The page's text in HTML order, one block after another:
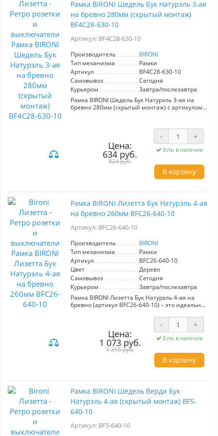
красивы, но и функциональны с рамкой
BIRONI.
Рамка BIRONI Шедель Бук Натурэль 3-ая
на бревно 280мм (скрытый монтаж)
BF4C28-630-10
Артикул: BF4C28-630-10
Производитель
BIRONI
Тип механизма
Рамки
Артикул
BF4C28-630-10
Самовывоз
Сегодня
Курьером
Завтра/послезавтра
Рамка BIRONI Шедель Бук Натурэль 3-ая на
бревно 280мм (скрытый монтаж) с артикулом
интерьера. Изготовленная из натурального
бука, керамики и высококачественного
пластика, эта рамка сочетает в себе
элегантный дизайн и функциональность.
Отлично подходит для монтажа
электроустановочных изделий, она
обеспечивает удобство и надежность в
использовании. Широкая цветовая гамма
стилевые решения. Удобный скрытый монтаж
делает установку быстрой и простой, а
натуральные материалы придают уют и тепло
вашему пространству. Выбирая рамку BIRONI,
вы получаете стильный акцент для вашего
интерьера.
Цена:
634 руб.
824 руб.
- +
Есть в наличии
В корзину
Рамка BIRONI Лизетта Бук Натурэль 4-ая
на бревно 260мм BFC26-640-10
Артикул: BFC26-640-10
Производитель
BIRONI
Тип механизма
Рамки
Артикул
BFC26-640-10
Цвет
Дерево
Самовывоз
Сегодня
Курьером
Завтра/послезавтра
Рамка BIRONI Лизетта Бук Натурэль 4-ая на
бревно (артикул BFC26-640-10) – это идеальное
гармоничного интерьера. Изготовленная из
натурального бука, керамики и пластика, эта
рамка не только привлекает внимание своим
элегантным дизайном, но и обеспечивает
надежное и удобное использование.
Стильный цвет "Бук Натурэль" прекрасно
вписывается в любые современные и
изделиями бренда BIRONI, вы сможете легко
создать собственный уникальный стиль.
Монтаж рамки осуществляется быстро и
просто, что делает ее удобной в установке.
Выбирая рамку BIRONI, вы получаете
качественный и стильный элемент, который
Цена:
1 073 руб.
1 395 руб.
- +
Есть в наличии
В корзину
Рамка BIRONI Шедель Верди Бук
Натурэль 4-ая (скрытый монтаж) BF5-
640-10
Артикул: BF5-640-10